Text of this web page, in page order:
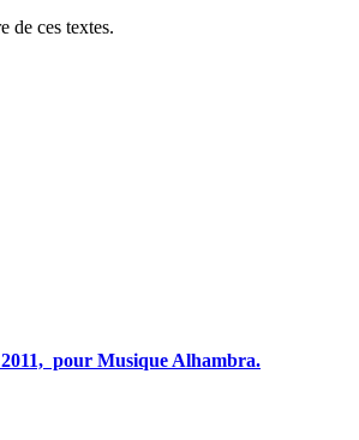
de ces textes.
pour Musique Alhambra.